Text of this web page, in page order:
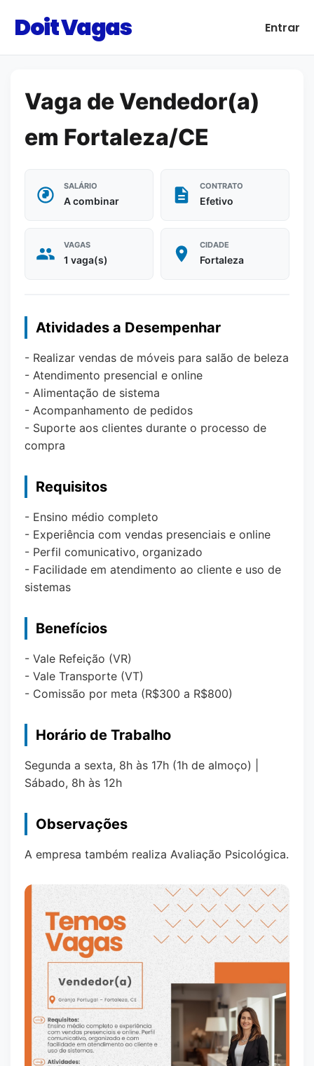
Doit Vagas Entrar
Vaga de Vendedor(a)
em Fortaleza/CE
SALÁRIO
A combinar
CONTRATO
Efetivo
VAGAS
1 vaga(s)
CIDADE
Fortaleza
Atividades a Desempenhar
- Realizar vendas de móveis para salão de beleza
- Atendimento presencial e online
- Alimentação de sistema
- Acompanhamento de pedidos
- Suporte aos clientes durante o processo de
compra
Requisitos
- Ensino médio completo
- Experiência com vendas presenciais e online
- Perfil comunicativo, organizado
- Facilidade em atendimento ao cliente e uso de
sistemas
Benefícios
- Vale Refeição (VR)
- Vale Transporte (VT)
- Comissão por meta (R$300 a R$800)
Horário de Trabalho
Segunda a sexta, 8h às 17h (1h de almoço) |
Sábado, 8h às 12h
Observações
A empresa também realiza Avaliação Psicológica.